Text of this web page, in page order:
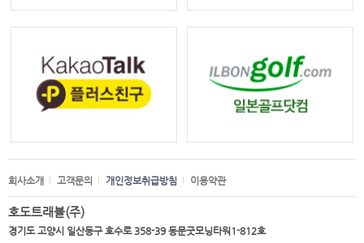
회사소개 고객문의 개인정보취급방침 이용약관
호도트래블(주)
경기도 고양시 일산동구 호수로 358-39 동문굿모닝타워1-812호